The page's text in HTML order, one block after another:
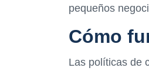
pequeños
Cómo
Las políticas de